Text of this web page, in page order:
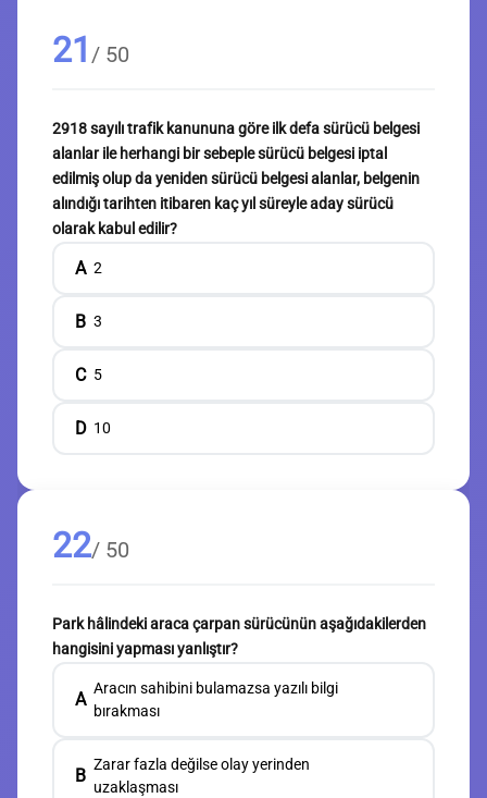
21 / 50
2918 sayılı trafik kanununa göre ilk defa sürücü belgesi
alanlar ile herhangi bir sebeple sürücü belgesi iptal
edilmiş olup da yeniden sürücü belgesi alanlar, belgenin
alındığı tarihten itibaren kaç yıl süreyle aday sürücü
olarak kabul edilir?
A 2
B 3
C 5
D 10
22/ 50
Park hâlindeki araca çarpan sürücünün aşağıdakilerden
hangisini yapması yanlıştır?
A
Aracın sahibini bulamazsa yazılı bilgi
bırakması
B
Zarar fazla değilse olay yerinden
uzaklaşması